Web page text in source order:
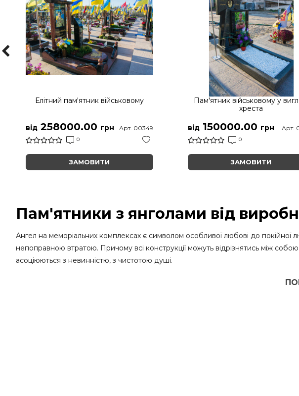
Елітний пам'ятник військовому
від 258000.00 грн
0
Арт. 00349
ЗАМОВИТИ
Пам'ятник військовому у
хреста
від150000.00 грн
0
Арт.
ЗАМОВИТИ
Пам'ятники з янголами від
Ангел на меморіальних комплексах є символом особливої любові до
непоправною втратою. Причому всі конструкції можуть відрізнятись між
асоціюються з невинністю, з чистотою душі.
Такі скульптури мають особливий попит і залишаються актуальними у будь-